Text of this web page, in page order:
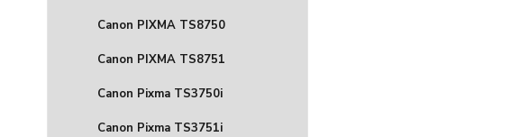
Canon PIXMA TS8750
Canon PIXMA TS8751
Canon Pixma TS3750i
Canon Pixma TS3751i